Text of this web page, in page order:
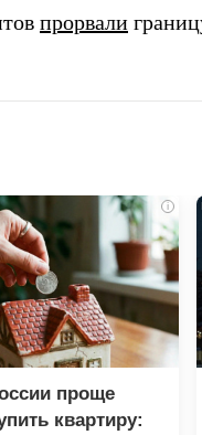
прорвали
i
проще
квартиру: